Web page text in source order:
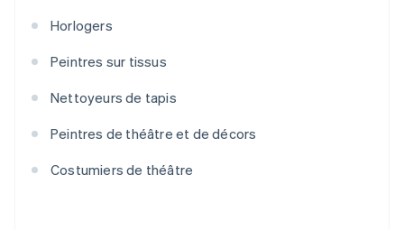
Horlogers
Peintres sur tissus
Nettoyeurs de tapis
Peintres de théâtre et de décors
Costumiers de théâtre